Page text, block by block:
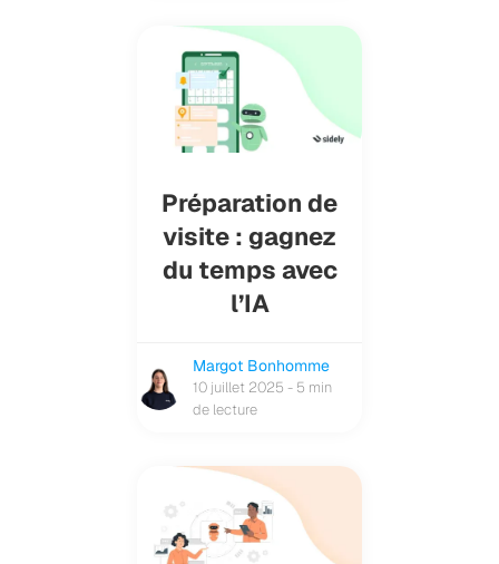
Préparation de
visite : gagnez
du temps avec
l’IA
Margot Bonhomme
10 juillet 2025 - 5 min
de lecture